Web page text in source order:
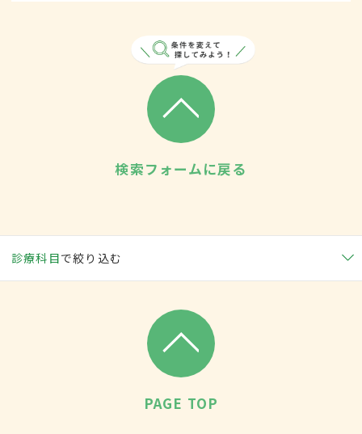
検索フォームに戻る
診療科目で絞り込む
PAGE TOP